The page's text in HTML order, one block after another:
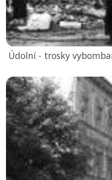
Údolní - trosky